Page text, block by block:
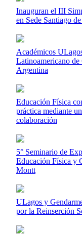
Inauguran el III
en Sede Santiago
Académicos
Latinoamericano
Argentina
Educación Física
práctica mediante
colaboración
5° Seminario de
Educación Física y
Montt
ULagos y
por la Reinserción